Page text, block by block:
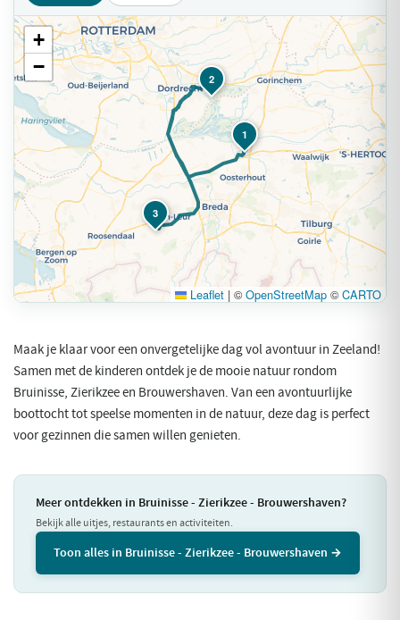
1
2
3
+
−
Leaflet | © OpenStreetMap © CARTO
Maak je klaar voor een onvergetelijke dag vol avontuur in Zeeland!
Samen met de kinderen ontdek je de mooie natuur rondom
Bruinisse, Zierikzee en Brouwershaven. Van een avontuurlijke
boottocht tot speelse momenten in de natuur, deze dag is perfect
voor gezinnen die samen willen genieten.
Meer ontdekken in Bruinisse - Zierikzee - Brouwershaven?
Bekijk alle uitjes, restaurants en activiteiten.
Toon alles in Bruinisse - Zierikzee - Brouwershaven →